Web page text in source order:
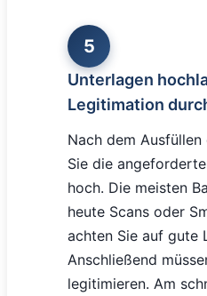
5
Unterlagen
Legitimation
Nach dem
Sie die
hoch. Die meisten
heute Scans oder
achten Sie auf gute
Anschließend
legitimieren. Am